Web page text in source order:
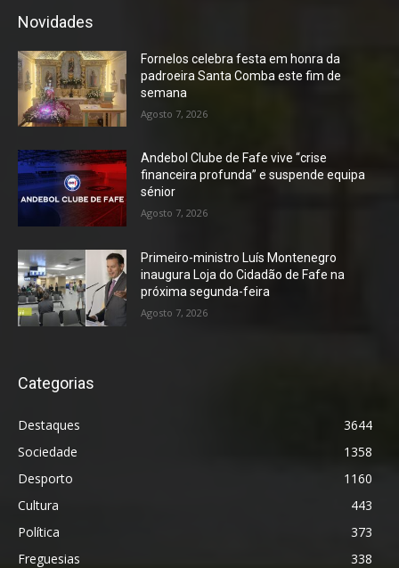
Novidades
Fornelos celebra festa em honra da
padroeira Santa Comba este fim de
semana
Agosto 7, 2026
Andebol Clube de Fafe vive “crise
financeira profunda” e suspende equipa
sénior
Agosto 7, 2026
Primeiro-ministro Luís Montenegro
inaugura Loja do Cidadão de Fafe na
próxima segunda-feira
Agosto 7, 2026
Categorias
Destaques
3644
Sociedade
1358
Desporto
1160
Cultura
443
Política
373
Freguesias
338